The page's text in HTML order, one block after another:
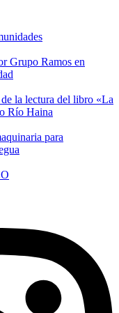
Grupo Ramos en
la lectura del libro «La
Río Haina
para